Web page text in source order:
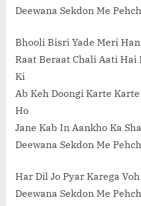
Deewana Sekdon Me
Bhooli Bisri Yade Meri
Raat Beraat Chali Aati Hai
Ki
Ab Keh Doongi Karte
Ho
Jane Kab In Aankho Ka
Deewana Sekdon Me
Har Dil Jo Pyar Karega
Deewana Sekdon Me